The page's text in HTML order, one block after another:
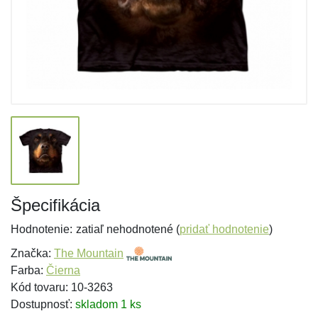
Špecifikácia
Hodnotenie: zatiaľ nehodnotené (pridať hodnotenie)
Značka: The Mountain
Farba: Čierna
Kód tovaru: 10-3263
Dostupnosť: skladom 1 ks